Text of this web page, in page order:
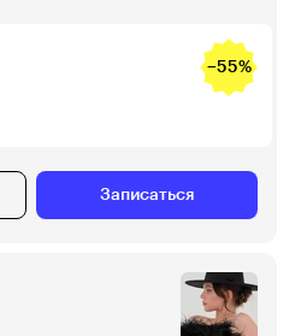
−55%
Записаться